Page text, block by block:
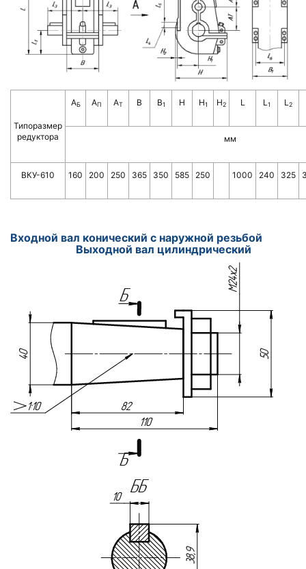
Типоразмер
редуктора
АБ АП АТ B B1 H H1 H2 L L 1 L 2
мм
ВКУ-610 160 200 250 365 350 585 250 1000 240 325
Входной вал конический с наружной резьбой
Выходной вал цилиндрический